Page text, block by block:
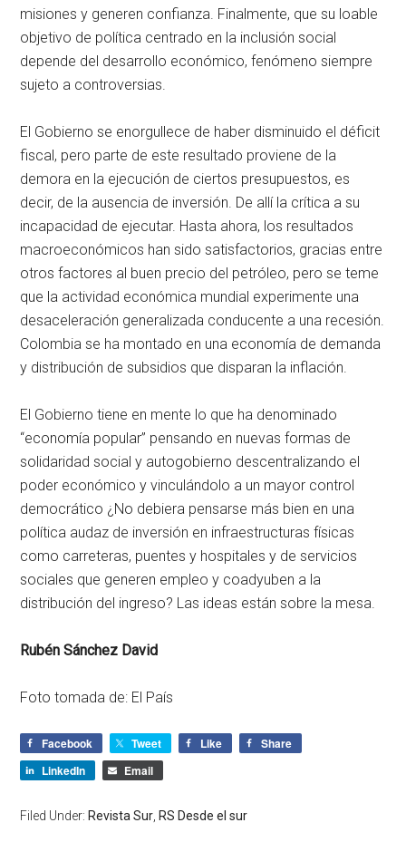
misiones y generen confianza. Finalmente, que su loable
objetivo de política centrado en la inclusión social
depende del desarrollo económico, fenómeno siempre
sujeto a controversias.
El Gobierno se enorgullece de haber disminuido el déficit
fiscal, pero parte de este resultado proviene de la
demora en la ejecución de ciertos presupuestos, es
decir, de la ausencia de inversión. De allí la crítica a su
incapacidad de ejecutar. Hasta ahora, los resultados
macroeconómicos han sido satisfactorios, gracias entre
otros factores al buen precio del petróleo, pero se teme
que la actividad económica mundial experimente una
desaceleración generalizada conducente a una recesión.
Colombia se ha montado en una economía de demanda
y distribución de subsidios que disparan la inflación.
El Gobierno tiene en mente lo que ha denominado
“economía popular” pensando en nuevas formas de
solidaridad social y autogobierno descentralizando el
poder económico y vinculándolo a un mayor control
democrático ¿No debiera pensarse más bien en una
política audaz de inversión en infraestructuras físicas
como carreteras, puentes y hospitales y de servicios
sociales que generen empleo y coadyuben a la
distribución del ingreso? Las ideas están sobre la mesa.
Rubén Sánchez David
Foto tomada de: El País
Facebook Tweet Like
Share
LinkedIn
Email
Filed Under:Revista Sur ,RS Desde el sur